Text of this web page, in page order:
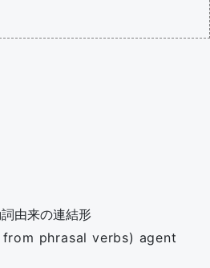
由来の連結形
phrasal verbs) agent